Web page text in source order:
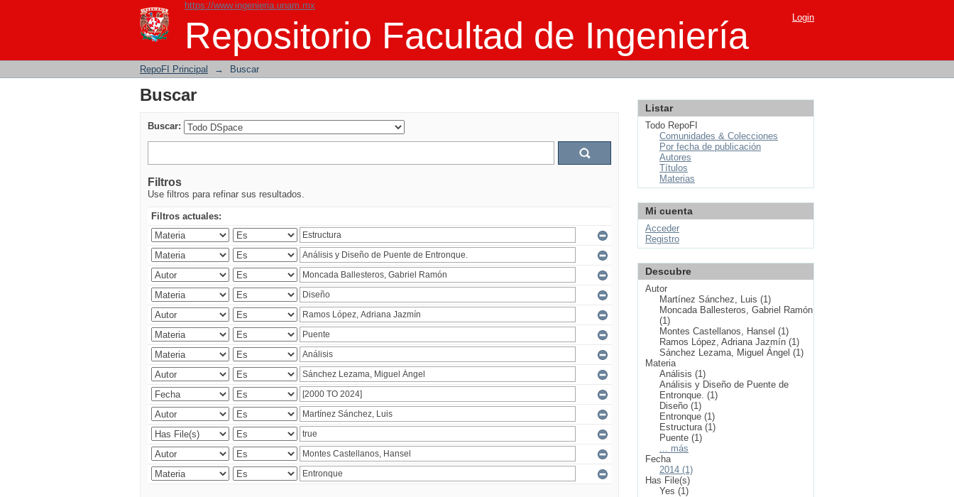
https://www.ingenieria.unam.mx
Repositorio Facultad de Ingeniería
Buscar Login
RepoFI Principal → Buscar
Buscar
Buscar:
Filtros
Use filtros para refinar sus resultados.
Filtros actuales:
Listar
Todo RepoFI
Comunidades & Colecciones
Por fecha de publicación
Autores
Títulos
Materias
Mi cuenta
Acceder
Registro
Descubre
Autor
Martínez Sánchez, Luis (1)
Moncada Ballesteros, Gabriel Ramón
(1)
Montes Castellanos, Hansel (1)
Ramos López, Adriana Jazmín (1)
Sánchez Lezama, Miguel Ángel (1)
Materia
Análisis (1)
Análisis y Diseño de Puente de
Entronque. (1)
Diseño (1)
Entronque (1)
Estructura (1)
Puente (1)
... más
Fecha
2014 (1)
Has File(s)
Yes (1)